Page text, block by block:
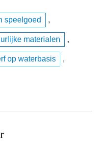
speelgoed ,
materialen ,
op waterbasis ,